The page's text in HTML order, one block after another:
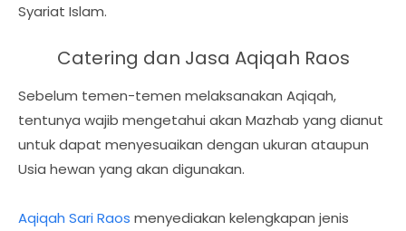
Syariat Islam.
Catering dan Jasa Aqiqah Raos
Sebelum temen-temen melaksanakan Aqiqah,
tentunya wajib mengetahui akan Mazhab yang dianut
untuk dapat menyesuaikan dengan ukuran ataupun
Usia hewan yang akan digunakan.
Aqiqah Sari Raos menyediakan kelengkapan jenis